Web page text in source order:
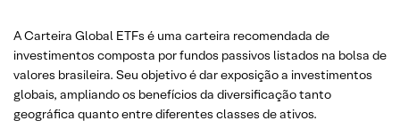
A Carteira Global ETFs é uma carteira recomendada de
investimentos composta por fundos passivos listados na bolsa de
valores brasileira. Seu objetivo é dar exposição a investimentos
globais, ampliando os benefícios da diversificação tanto
geográfica quanto entre diferentes classes de ativos.